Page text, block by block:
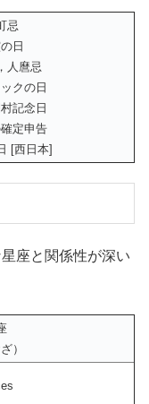
忌
日
人麿忌
クの日
記念日
定申告
[西日本]
座と関係性が深い
）